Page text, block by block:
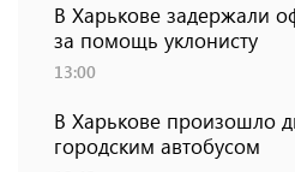
В Харькове задержали
за помощь уклонисту
13:00
В Харькове произошло
городским автобусом